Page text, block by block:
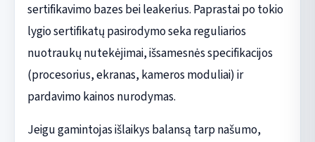
sertifikavimo bazes bei leakerius. Paprastai po tokio
lygio sertifikatų pasirodymo seka reguliarios
nuotraukų nutekėjimai, išsamesnės specifikacijos
(procesorius, ekranas, kameros moduliai) ir
pardavimo kainos nurodymas.
Jeigu gamintojas išlaikys balansą tarp našumo,